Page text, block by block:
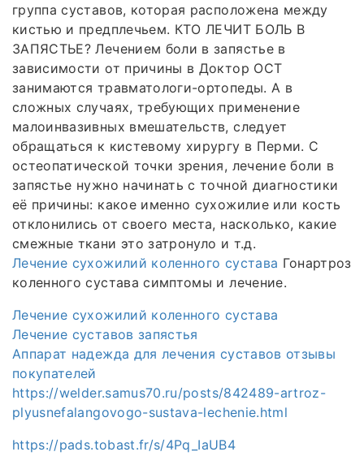
группа суставов, которая расположена между
кистью и предплечьем. КТО ЛЕЧИТ БОЛЬ В
ЗАПЯСТЬЕ? Лечением боли в запястье в
зависимости от причины в Доктор ОСТ
занимаются травматологи-ортопеды. А в
сложных случаях, требующих применение
малоинвазивных вмешательств, следует
обращаться к кистевому хирургу в Перми. С
остеопатической точки зрения, лечение боли в
запястье нужно начинать с точной диагностики
её причины: какое именно сухожилие или кость
отклонились от своего места, насколько, какие
смежные ткани это затронуло и т.д.
Лечение сухожилий коленного сустава Гонартроз
коленного сустава симптомы и лечение.
Лечение сухожилий коленного сустава
Лечение суставов запястья
Аппарат надежда для лечения суставов отзывы
покупателей
https://welder.samus70.ru/posts/842489-artroz-
plyusnefalangovogo-sustava-lechenie.html
https://pads.tobast.fr/s/4Pq_IaUB4